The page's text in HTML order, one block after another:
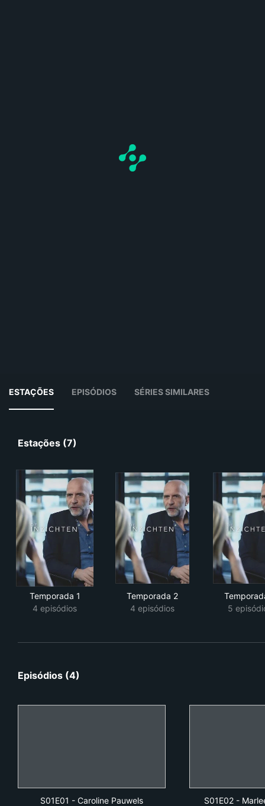
ESTAÇÕES EPISÓDIOS SÉRIES SIMILARES
Estações (7)
Temporada 1
4 episódios
Temporada 2
4 episódios
5
Episódios (4)
S01E01 - Caroline Pauwels
S01E02-